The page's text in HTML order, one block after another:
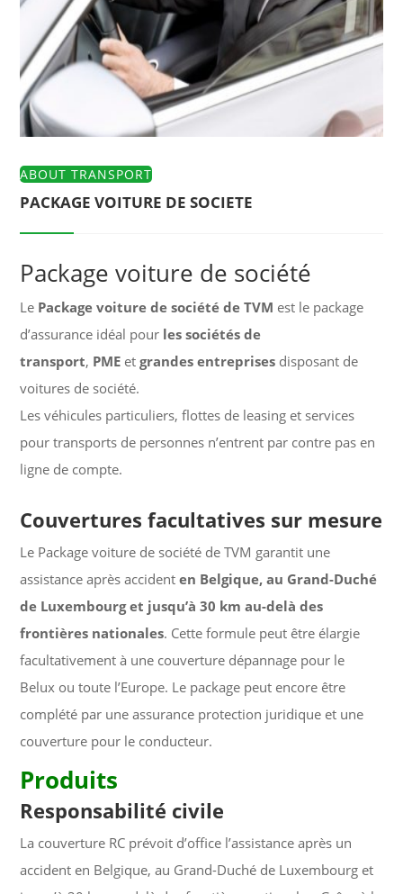
ABOUT TRANSPORT
PACKAGE VOITURE DE SOCIETE
Package voiture de société
Le Package voiture de société de TVM est le package
d’assurance idéal pour les sociétés de
transport, PME etgrandes entreprises disposant de
voitures de société.
Les véhicules particuliers, flottes de leasing et services
pour transports de personnes n’entrent par contre pas en
ligne de compte.
Couvertures facultatives sur mesure
Le Package voiture de société de TVM garantit une
assistance après accident en Belgique, au Grand-Duché
de Luxembourg et jusqu’à 30 km au-delà des
frontières nationales. Cette formule peut être élargie
facultativement à une couverture dépannage pour le
Belux ou toute l’Europe. Le package peut encore être
complété par une assurance protection juridique et une
couverture pour le conducteur.
Produits
Responsabilité civile
La couverture RC prévoit d’office l’assistance après un
accident en Belgique, au Grand-Duché de Luxembourg et